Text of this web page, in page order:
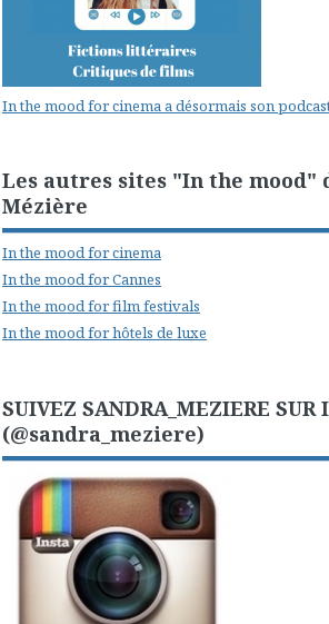
In the mood for cinema a désormais son
Les autres sites "In the mood"
Mézière
In the mood for cinema
In the mood for Cannes
In the mood for film festivals
In the mood for hôtels de luxe
SUIVEZ SANDRA_MEZIERE SUR
(@sandra_meziere)